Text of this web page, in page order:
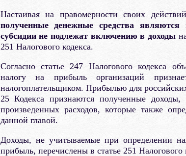
Настаивая на правомерности своих
полученные денежные средства являются
субсидии не подлежат включению в доходы
251 Налогового кодекса.
Согласно статье 247 Налогового кодекса
налогу на прибыль организаций
налогоплательщиком. Прибылью для
25 Кодекса признаются полученные
произведенных расходов, которые также
данной главой.
Доходы, не учитываемые при определении
прибыль, перечислены в статье 251 Налогового